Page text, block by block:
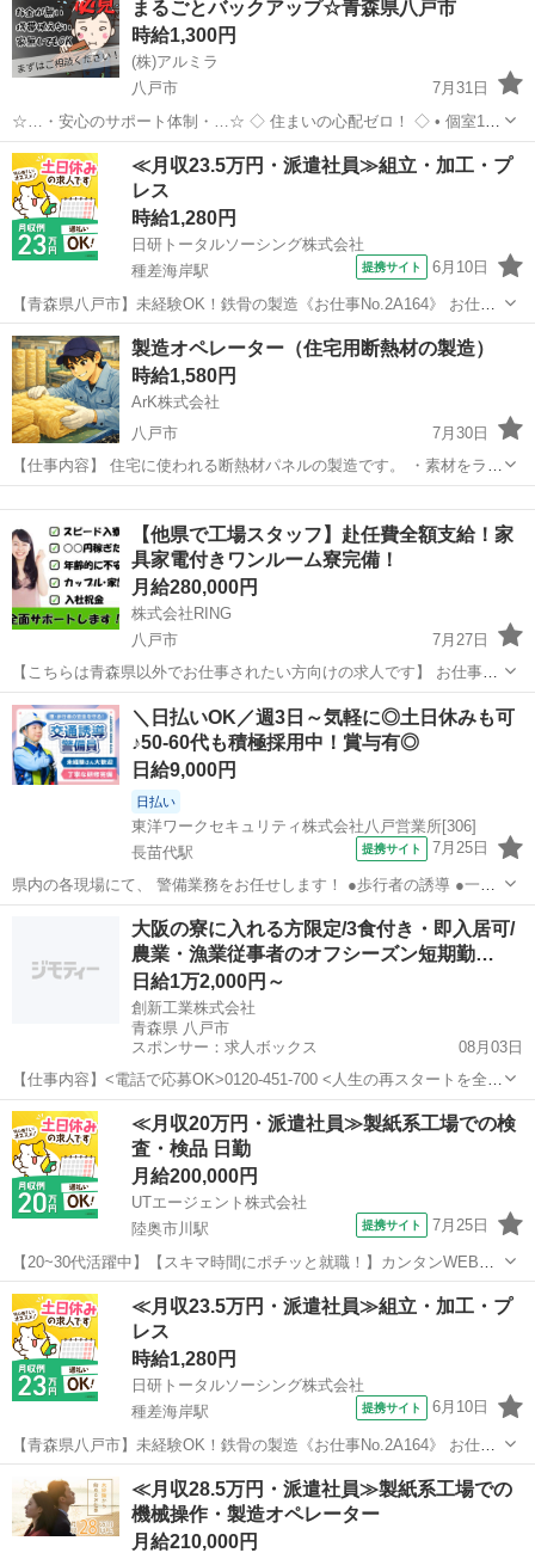
けしてみたい方やどんな求...まるごとバックアップ☆青森県八戸市
時給1,300円
(株)アルミラ
八戸市
7月31日
☆…・安心のサポート体制・…☆ ◇ 住まいの心配ゼロ！ ◇ • 個室1R
完全無料！ • 即日入寮OK！など ◇ 所持金ゼロでもスタートできる！
◇ • 食費・生活費のサポート • 移動費用...
青森 八戸市 工場 完全無料
≪月収23.5万円・派遣社員≫組立・加工・プ
レス
時給1,280円
日研トータルソーシング株式会社
種差海岸駅
提携サイト 6月10日
【青森県八戸市】未経験OK！鉄骨の製造《お仕事No.2A164》 お仕事
について 鉄骨の製造です。主に機械が自動で行ってくれるので、機械
操作やサポートが中心となります。力任せの作業はありません。 【切
断作業】長い鉄の棒や厚...
青森 八戸市 種差海岸駅 その他
製造オペレーター（住宅用断熱材の製造）
時給1,580円
ArK株式会社
八戸市
7月30日
【仕事内容】 住宅に使われる断熱材パネルの製造です。 ・素材をライ
ンにセット ・自動カット後の製品を取り出す ・サイズを簡単に確認
機械が中心の工程で、力仕事は少なめです。 【勤務時間】 ・07...
【他県で工場スタッフ】赴任費全額支給！家
具家電付きワンルーム寮完備！
月給280,000円
株式会社RING
八戸市
7月27日
【こちらは青森県以外でお仕事されたい方向けの求人です】 お仕事探
しでお困りの方いませんか？？ 弊社が全力でサポートします！ 家具家
電付きワンルーム寮完備！（初期費用０円！） 寮費補助・寮費無料の
お仕事多数！ ...
青森 八戸市 工場 スタッフ
＼日払いOK／週3日～気軽に◎土日休みも可
♪50-60代も積極採用中！賞与有◎
日給9,000円
日払い
東洋ワークセキュリティ株式会社八戸営業所[306]
長苗代駅
提携サイト 7月25日
県内の各現場にて、 警備業務をお任せします！ ●歩行者の誘導 ●一般
車両の誘導 ●工事車両の誘導 これがメインの業務です！ 難しいことは
特にありません◎ 土日祝休み・固定休など 希望通りのシフトが可能な
ので 無理なく働...
長苗代駅 警備員
大阪の寮に入れる方限定/3食付き・即入居可/
農業・漁業従事者のオフシーズン短期勤…
日給1万2,000円～
創新工業株式会社
青森県 八戸市
スポンサー：求人ボックス
08月03日
【仕事内容】<電話で応募OK>0120-451-700 <人生の再スタートを全力
応援します > 農業・漁業のオフシーズン限定で 毎年リピート勤務する
方多数! 「明日から住む場所」も、 「温かい3食のごはん」も、 「安
定した仕事」も...
アルバイト・パート
≪月収20万円・派遣社員≫製紙系工場での検
査・検品 日勤
月給200,000円
UTエージェント株式会社
陸奥市川駅
提携サイト 7月25日
【20~30代活躍中】【スキマ時間にポチッと就職！】カンタンWEB登
録でらくらく転職活動！【紹介予定派遣】大手製紙メーカーの子会社
で測定など◎未経験可！日勤＆土日祝休み♪残業ほぼナシ☆《JZDZ1-
AC》 詳細情報 ＜製紙...
青森 八戸市 陸奥市川駅 その他
≪月収23.5万円・派遣社員≫組立・加工・プ
レス
時給1,280円
日研トータルソーシング株式会社
種差海岸駅
提携サイト 6月10日
【青森県八戸市】未経験OK！鉄骨の製造《お仕事No.2A164》 お仕事
について 鉄骨の製造です。主に機械が自動で行ってくれるので、機械
操作やサポートが中心となります。力任せの作業はありません。 【切
断作業】長い鉄の棒や厚...
青森 八戸市 種差海岸駅 その他
≪月収28.5万円・派遣社員≫製紙系工場での
機械操作・製造オペレーター
月給210,000円